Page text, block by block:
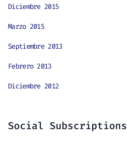
Diciembre 2015
Marzo 2015
Septiembre 2013
Febrero 2013
Diciembre 2012
Social Subscriptions